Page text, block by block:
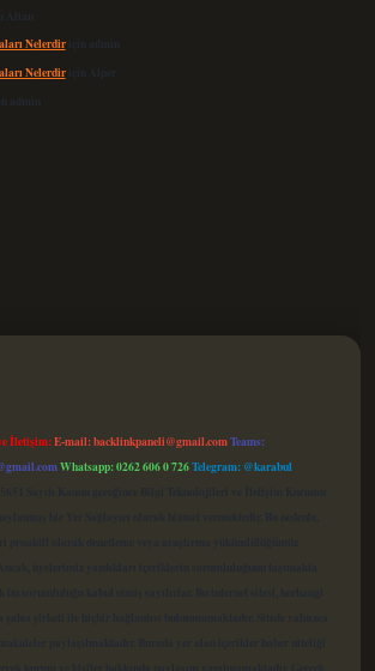
Altan
Nelerdiriçin admin
Nelerdiriçin Alper
admin
İletişim:E-mail:backlinkpaneli@gmail.comTeams:
Whatsapp: 0262 606 0 726Telegram: @karabul